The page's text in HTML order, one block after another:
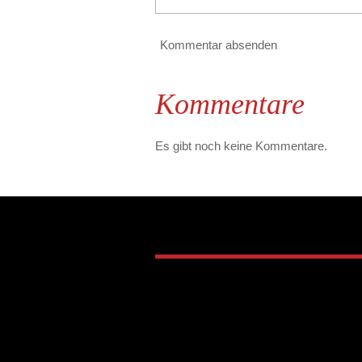
Kommentar absenden
Kommentare
Es gibt noch keine Kommentare.